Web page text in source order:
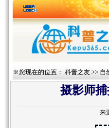
※您现在的位置： 科普之友 >> 自
摄影师
来